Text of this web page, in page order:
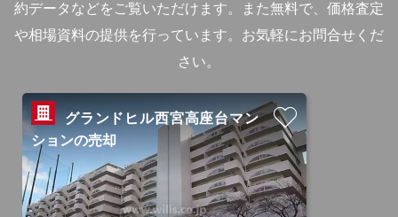
約データなどをご覧いただけます。
また無料で、価格査定
や相場資料の提供を行っています。お気軽にお問合せくだ
さい。
グランドヒル西宮高座台マン
ションの売却